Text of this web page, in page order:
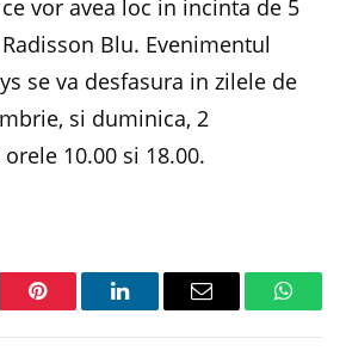
vor avea loc in incinta de 5
Blu. Evenimentul
se va desfasura in zilele de
si duminica, 2
10.00 si 18.00.
Pinterest LinkedInEmail